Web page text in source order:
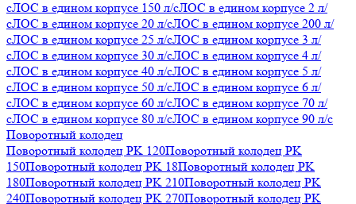
сЛОС в едином корпусе 150 л/сЛОС в едином корпусе 2 л/
сЛОС в едином корпусе 20 л/сЛОС в едином корпусе 200 л/
сЛОС в едином корпусе 25 л/сЛОС в едином корпусе 3 л/
сЛОС в едином корпусе 30 л/сЛОС в едином корпусе 4 л/
сЛОС в едином корпусе 40 л/сЛОС в едином корпусе 5 л/
сЛОС в едином корпусе 50 л/сЛОС в едином корпусе 6 л/
сЛОС в едином корпусе 60 л/сЛОС в едином корпусе 70 л/
сЛОС в едином корпусе 80 л/сЛОС в едином корпусе 90 л/с
Поворотный колодец
Поворотный колодец PK 120Поворотный колодец PK
150Поворотный колодец PK 18Поворотный колодец PK
180Поворотный колодец PK 210Поворотный колодец PK
240Поворотный колодец PK 270Поворотный колодец PK